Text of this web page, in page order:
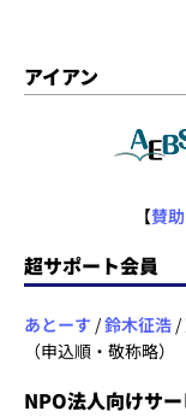
アイアン
【賛
超サポート会員
あとーす /鈴木征浩 /
（申込順・敬称略）
NPO法人向けサ